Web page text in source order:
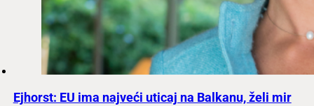
Ejhorst: EU ima najveći uticaj na Balkanu, želi mir